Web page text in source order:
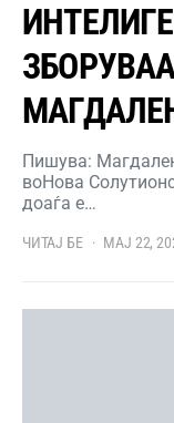
Пишува:
воНова
доаѓа е…
ЧИТАЈ БЕ МАЈ 22,